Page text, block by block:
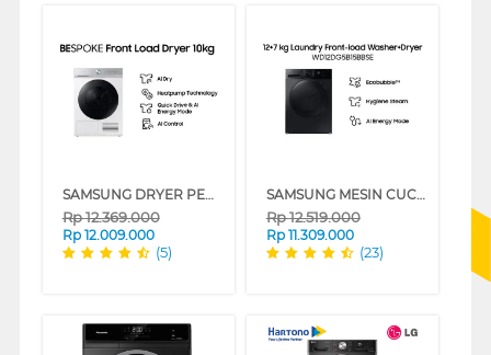
SAMSUNG DRYER PENGERING ELECTRIC DRYER 10 KG DV10BB9440GHSE
Rp12.369.000
Rp 12.009.000
(5)
SAMSUNG MESIN CUCI DAN DRYER PENGERING WASHER AND DRYERS 12+7 KG WD12DG5B15BBSE
Rp12.519.000
Rp 11.309.000
(23)